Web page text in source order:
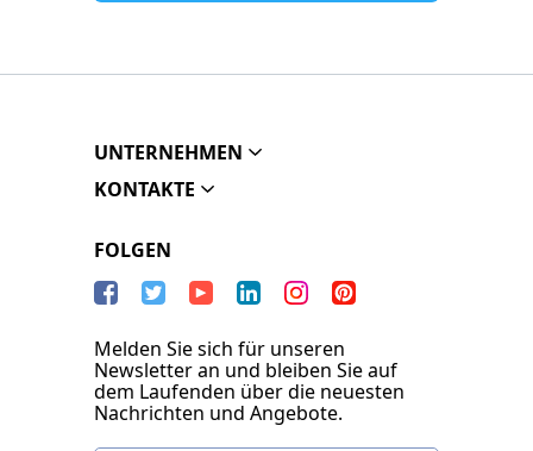
UNTERNEHMEN
KONTAKTE
FOLGEN
Melden Sie sich für unseren
Newsletter an und bleiben Sie auf
dem Laufenden über die neuesten
Nachrichten und Angebote.